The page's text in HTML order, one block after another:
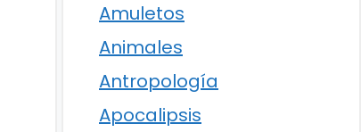
Amuletos
Animales
Antropología
Apocalipsis